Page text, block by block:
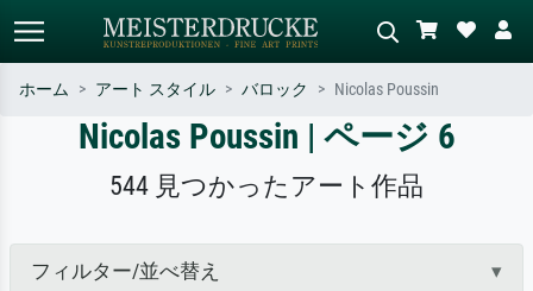
標準検索 AI画像検索
作家名・作品名・スタイルで検索
– 例：モネ、星月夜、印象派、北
シーンを説明してください – 例：
緑の草原、赤の多い抽象画、暗い
ド。
ホーム アート スタイル バロック Nicolas Poussin
Nicolas Poussin | ページ 6
544 見つかったアート作品
フィルター/並べ替え